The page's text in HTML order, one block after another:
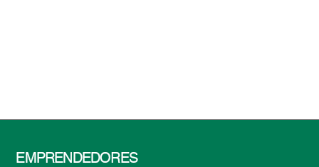
EMPRENDEDORES